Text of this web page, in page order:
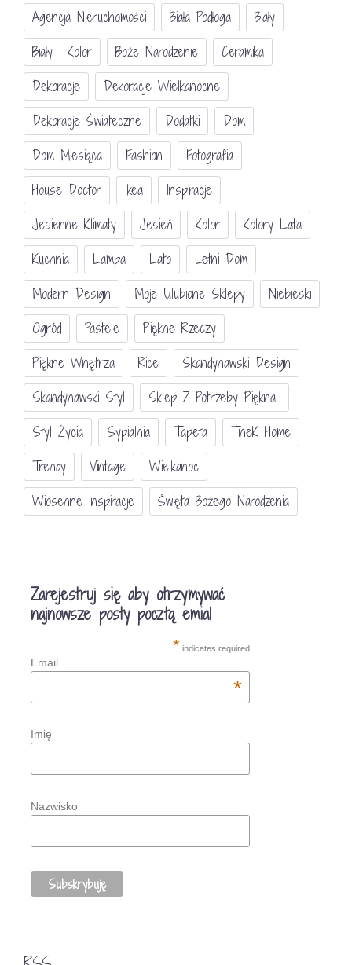
Agencja Nieruchomości Biała Podłoga
Biały
Biały I Kolor
Boże Narodzenie
Ceramika
Dekoracje
Dekoracje Wielkanocne
Dekoracje Świateczne
Dodatki
Dom
Dom Miesiąca
Fashion
Fotografia
House Doctor
Ikea
Inspiracje
Jesienne Klimaty
Jesień Kolor
Kolory Lata
Kuchnia
Lampa Lato
Letni Dom
Modern Design
Moje Ulubione Sklepy
Niebieski
Ogród
Pastele
Piękne Rzeczy
Piękne Wnętrza
Rice
Skandynawski Design
Skandynawski Styl
Sklep Z Potrzeby Piękna...
Styl Życia
Sypialnia Tapeta
TineK Home
Trendy
Vintage
Wielkanoc
Wiosenne Inspiracje
Święta Bożego Narodzenia
Zarejestruj się aby otrzymywać
najnowsze posty pocztą emial
* indicates required
Email
*
Imię
Nazwisko